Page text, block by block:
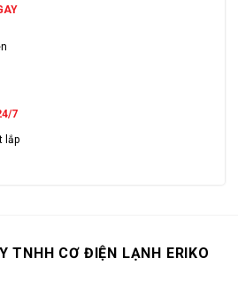
7
lắp
TNHH CƠ ĐIỆN LẠNH ERIKO